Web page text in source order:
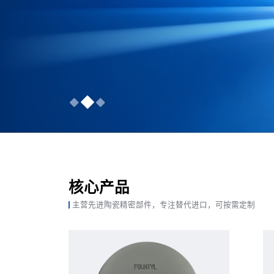
核心产品
主营先进陶瓷精密部件，专注替代进口，可按需定制